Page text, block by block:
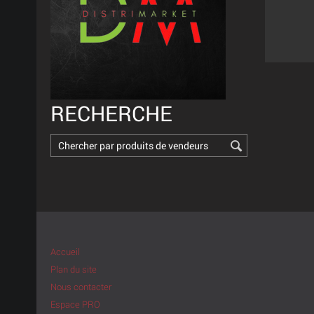
RECHERCHE
Accueil
Plan du site
Nous contacter
Espace PRO